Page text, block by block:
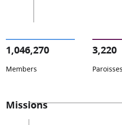
1,046,270
Members
3,220
Paroisses
Missions